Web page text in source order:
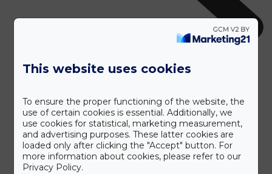
This website uses cookies
To ensure the proper functioning of the website, the
use of certain cookies is essential. Additionally, we
use cookies for statistical, marketing measurement,
and advertising purposes. These latter cookies are
loaded only after clicking the "Accept" button. For
more information about cookies, please refer to our
Privacy Policy.